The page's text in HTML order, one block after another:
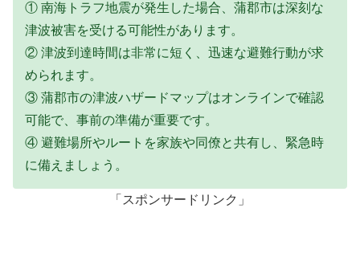
① 南海トラフ地震が発生した場合、蒲郡市は深刻な
津波被害を受ける可能性があります。
② 津波到達時間は非常に短く、迅速な避難行動が求
められます。
③ 蒲郡市の津波ハザードマップはオンラインで確認
可能で、事前の準備が重要です。
④ 避難場所やルートを家族や同僚と共有し、緊急時
に備えましょう。
「スポンサードリンク」